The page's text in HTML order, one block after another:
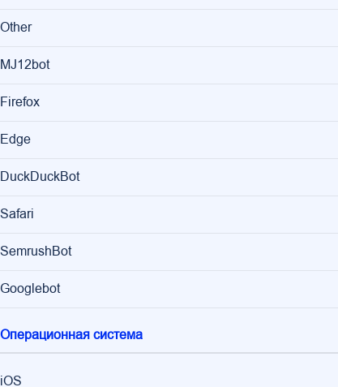
Other
MJ12bot
Firefox
Edge
DuckDuckBot
Safari
SemrushBot
Googlebot
Операционная система
iOS